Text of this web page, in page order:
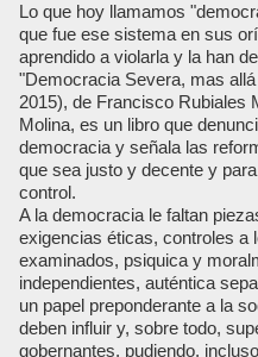
Lo que hoy llamamos
que fue ese sistema en sus
aprendido a violarla y la han
"Democracia Severa, mas
2015), de Francisco Rubiales
Molina, es un libro que
democracia y señala las
que sea justo y decente y
control.
A la democracia le faltan
exigencias éticas, controles a
examinados, psiquica y
independientes, auténtica
un papel preponderante a la
deben influir y, sobre todo,
gobernantes, pudiendo,